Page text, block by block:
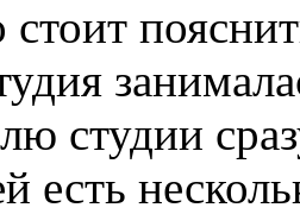
стоит
студии
есть